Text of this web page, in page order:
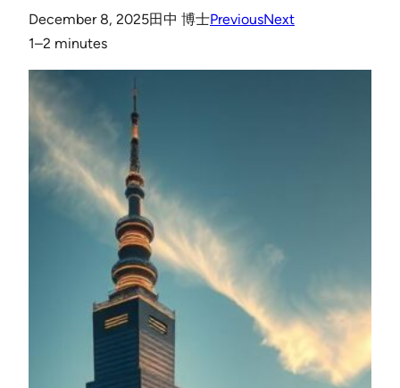
December 8, 2025田中 博士PreviousNext
1–2 minutes